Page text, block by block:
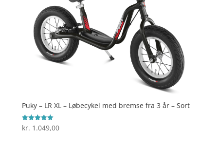
Puky – LR XL – Løbecykel med bremse fra 3 år – Sort
Vurderet
5
kr. 1.049,00